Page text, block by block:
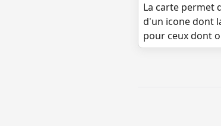
La carte permet
d'un icone dont
pour ceux dont